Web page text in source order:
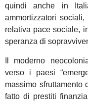
quindi anche in
ammortizzatori
relativa pace sociale,
speranza di
Il moderno
verso i paesi
massimo sfruttamento
fatto di prestiti